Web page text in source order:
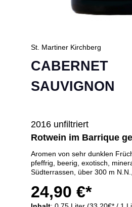
St. Martiner Kirchberg
CABERNET
SAUVIGNON
2016 unfiltriert
Rotwein im Barrique
Aromen von sehr dunklen
pfeffrig, beerig, exotisch,
Südterrassen, über 300 m
Terroir,
30 Monate im Barrique gereift
24,90 €*